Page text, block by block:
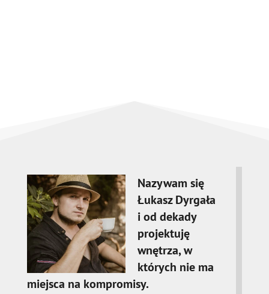
Nazywam się
Łukasz Dyrgała
i od dekady
projektuję
wnętrza, w
których nie ma
miejsca na kompromisy.